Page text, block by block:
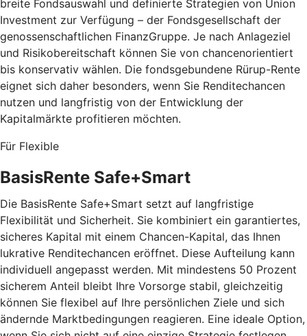
breite Fondsauswahl und definierte Strategien von Union
Investment zur Verfügung – der Fondsgesellschaft der
genossenschaftlichen FinanzGruppe. Je nach Anlageziel
und Risikobereitschaft können Sie von chancenorientiert
bis konservativ wählen. Die fondsgebundene Rürup-Rente
eignet sich daher besonders, wenn Sie Renditechancen
nutzen und langfristig von der Entwicklung der
Kapitalmärkte profitieren möchten.
Für Flexible
BasisRente Safe+Smart
Die BasisRente Safe+Smart setzt auf langfristige
Flexibilität und Sicherheit. Sie kombiniert ein garantiertes,
sicheres Kapital mit einem Chancen-Kapital, das Ihnen
lukrative Renditechancen eröffnet. Diese Aufteilung kann
individuell angepasst werden. Mit mindestens 50 Prozent
sicherem Anteil bleibt Ihre Vorsorge stabil, gleichzeitig
können Sie flexibel auf Ihre persönlichen Ziele und sich
ändernde Marktbedingungen reagieren. Eine ideale Option,